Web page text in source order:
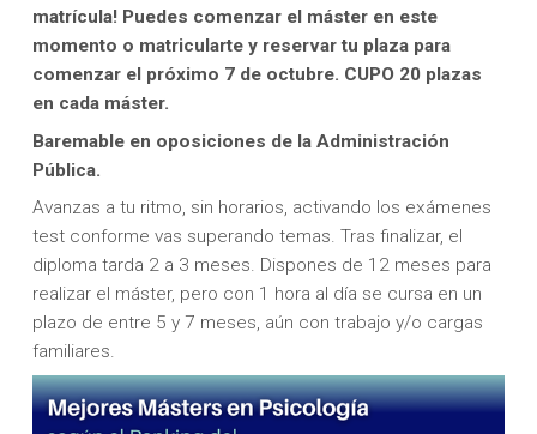
matrícula! Puedes comenzar el máster en este
momento o matricularte y reservar tu plaza para
comenzar el próximo 7 de octubre. CUPO 20 plazas
en cada máster.
Baremable en oposiciones de la Administración
Pública.
Avanzas a tu ritmo, sin horarios, activando los exámenes
test conforme vas superando temas. Tras finalizar, el
diploma tarda 2 a 3 meses. Dispones de 12 meses para
realizar el máster, pero con 1 hora al día se cursa en un
plazo de entre 5 y 7 meses, aún con trabajo y/o cargas
familiares.